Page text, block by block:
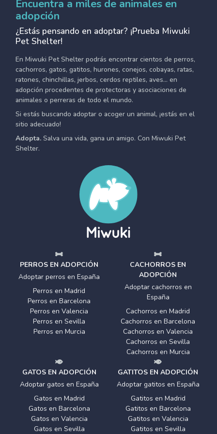
Encuentra a miles de animales en
adopción
¿Estás pensando en adoptar? ¡Prueba Miwuki
Pet Shelter!
En Miwuki Pet Shelter podrás encontrar cientos de perros,
cachorros, gatos, gatitos, hurones, conejos, cobayas, ratas,
ratones, chinchillas, jerbos, cerdos reptiles, aves... en
adopción procedentes de protectoras y asociaciones de
animales o perreras de todo el mundo.
Si estás buscando adoptar o acoger un animal, ¡estás en el
sitio adecuado!
Adopta. Salva una vida, gana un amigo. Con Miwuki Pet
Shelter.
PERROS EN ADOPCIÓN
Adoptar perros en España
Perros en Madrid
Perros en Barcelona
Perros en Valencia
Perros en Sevilla
Perros en Murcia
CACHORROS EN
ADOPCIÓN
Adoptar cachorros en
España
Cachorros en Madrid
Cachorros en Barcelona
Cachorros en Valencia
Cachorros en Sevilla
Cachorros en Murcia
GATOS EN ADOPCIÓN
Adoptar gatos en España
Gatos en Madrid
Gatos en Barcelona
Gatos en Valencia
Gatos en Sevilla
GATITOS EN ADOPCIÓN
Adoptar gatitos en España
Gatitos en Madrid
Gatitos en Barcelona
Gatitos en Valencia
Gatitos en Sevilla